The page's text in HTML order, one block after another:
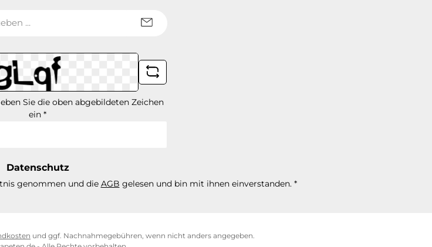
Sie die oben abgebildeten Zeichen
ein *
Datenschutz
genommen und die AGB gelesen und bin mit ihnen einverstanden. *
und ggf. Nachnahmegebühren, wenn nicht anders angegeben.